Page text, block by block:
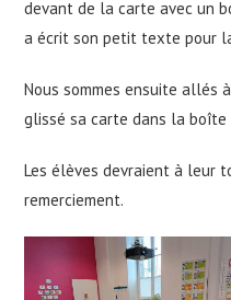
devant de la carte avec un
a écrit son petit texte pour
Nous sommes ensuite allés
glissé sa carte dans la
Les élèves devraient à leur
remerciement.